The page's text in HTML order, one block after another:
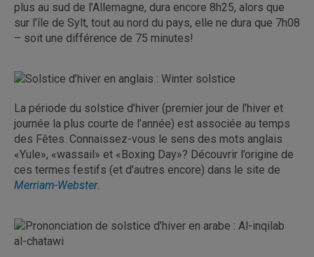
plus au sud de l’Allemagne, dura encore 8h25, alors que
sur l’île de Sylt, tout au nord du pays, elle ne dura que 7h08
– soit une différence de 75 minutes!
La période du solstice d’hiver (premier jour de l’hiver et
journée la plus courte de l’année) est associée au temps
des Fêtes. Connaissez-vous le sens des mots anglais
«Yule», «wassail» et «Boxing Day»? Découvrir l’origine de
ces termes festifs (et d’autres encore) dans le site de
Merriam-Webster.